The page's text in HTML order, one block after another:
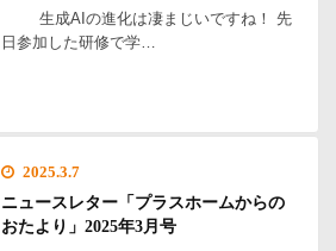
生成AIの進化は凄まじいですね！ 先
日参加した研修で学…
2025.3.7
ニュースレター「プラスホームからの
おたより」2025年3月号